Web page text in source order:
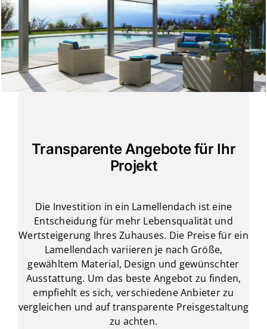
Transparente Angebote für Ihr
Projekt
Die Investition in ein Lamellendach ist eine
Entscheidung für mehr Lebensqualität und
Wertsteigerung Ihres Zuhauses. Die Preise für ein
Lamellendach variieren je nach Größe,
gewähltem Material, Design und gewünschter
Ausstattung. Um das beste Angebot zu finden,
empfiehlt es sich, verschiedene Anbieter zu
vergleichen und auf transparente Preisgestaltung
zu achten.